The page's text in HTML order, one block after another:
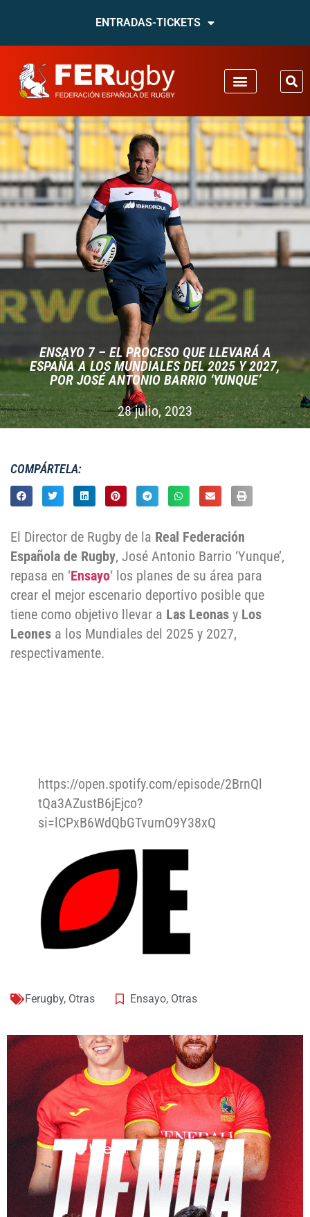
ENTRADAS-TICKETS
ENSAYO 7 – EL PROCESO QUE LLEVARÁ A
ESPAÑA A LOS MUNDIALES DEL 2025 Y 2027,
POR JOSÉ ANTONIO BARRIO ‘YUNQUE’
28 julio, 2023
COMPÁRTELA:
El Director de Rugby de la Real Federación
Española de Rugby, José Antonio Barrio ‘Yunque’,
repasa en ‘Ensayo‘ los planes de su área para
crear el mejor escenario deportivo posible que
tiene como objetivo llevar a Las Leonas y Los
Leones a los Mundiales del 2025 y 2027,
respectivamente.
https://open.spotify.com/episode/2BrnQl
tQa3AZustB6jEjco?
si=lCPxB6WdQbGTvumO9Y38xQ
Ferugby, Otras Ensayo, Otras